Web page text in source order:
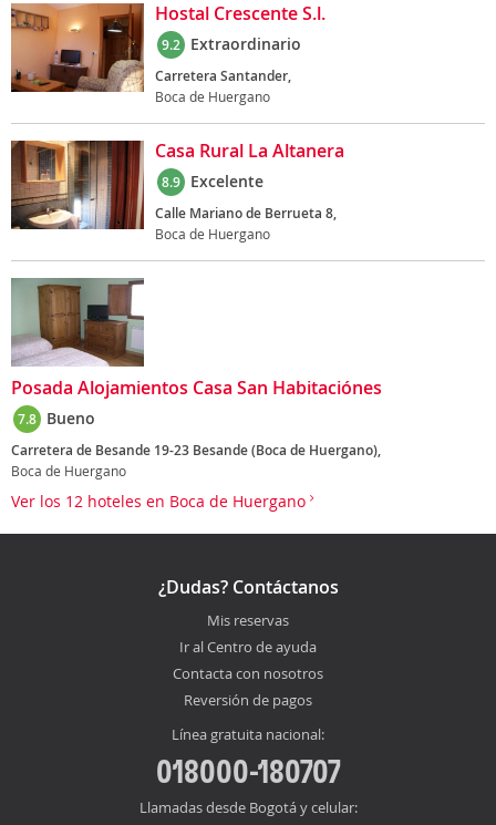
Hostal Crescente S.l.
9.2 Extraordinario
Carretera Santander,
Boca de Huergano
Casa Rural La Altanera
8.9 Excelente
Calle Mariano de Berrueta 8,
Boca de Huergano
Posada Alojamientos Casa San Habitaciónes
7.8 Bueno
Carretera de Besande 19-23 Besande (Boca de Huergano),
Boca de Huergano
Ver los 12 hoteles en Boca de Huergano
¿Dudas? Contáctanos
Mis reservas
Ir al Centro de ayuda
Contacta con nosotros
Reversión de pagos
Línea gratuita nacional:
018000-180707
Llamadas desde Bogotá y celular: